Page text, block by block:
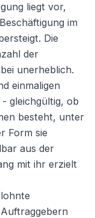
liegt vor,
im
Die
der
unerheblich.
einmaligen
gleichgültig, ob
besteht, unter
Form sie
aus der
mit ihr erzielt